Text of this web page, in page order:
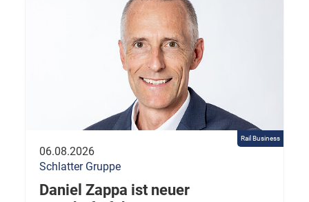
Rail Business
06.08.2026
Schlatter Gruppe
Daniel Zappa ist neuer